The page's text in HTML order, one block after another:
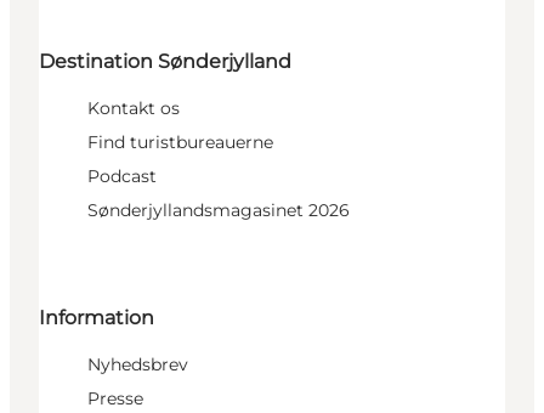
Destination Sønderjylland
Kontakt os
Find turistbureauerne
Podcast
Sønderjyllandsmagasinet 2026
Information
Nyhedsbrev
Presse